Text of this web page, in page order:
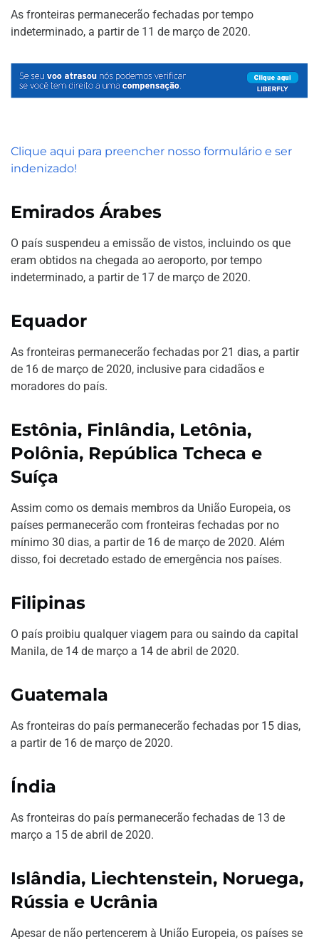
As fronteiras permanecerão fechadas por tempo
indeterminado, a partir de 11 de março de 2020.
Clique aqui para preencher nosso formulário e ser
indenizado!
Emirados Árabes
O país suspendeu a emissão de vistos, incluindo os que
eram obtidos na chegada ao aeroporto, por tempo
indeterminado, a partir de 17 de março de 2020.
Equador
As fronteiras permanecerão fechadas por 21 dias, a partir
de 16 de março de 2020, inclusive para cidadãos e
moradores do país.
Estônia, Finlândia, Letônia,
Polônia, República Tcheca e
Suíça
Assim como os demais membros da União Europeia, os
países permanecerão com fronteiras fechadas por no
mínimo 30 dias, a partir de 16 de março de 2020. Além
disso, foi decretado estado de emergência nos países.
Filipinas
O país proibiu qualquer viagem para ou saindo da capital
Manila, de 14 de março a 14 de abril de 2020.
Guatemala
As fronteiras do país permanecerão fechadas por 15 dias,
a partir de 16 de março de 2020.
Índia
As fronteiras do país permanecerão fechadas de 13 de
março a 15 de abril de 2020.
Islândia, Liechtenstein, Noruega,
Rússia e Ucrânia
Apesar de não pertencerem à União Europeia, os países se